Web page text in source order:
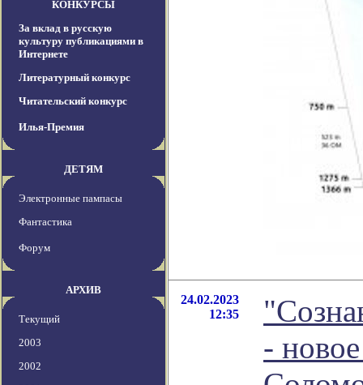
КОНКУРСЫ
За вклад в русскую
культуру публикациями в
Интернете
Литературный конкурс
Читательский конкурс
Илья-Премия
ДЕТЯМ
Электронные пампасы
Фантастика
Форум
АРХИВ
Текущий
2003
2002
24.02.2023
12:35
-